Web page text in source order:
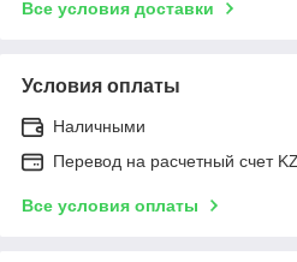
Все условия доставки
Условия оплаты
Наличными
Перевод на расчетный счет
Все условия оплаты